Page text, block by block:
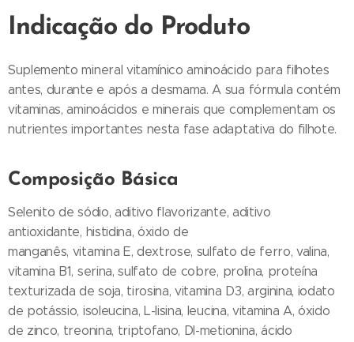
Indicação do Produto
Suplemento mineral vitamínico aminoácido para filhotes
antes, durante e após a desmama. A sua fórmula contém
vitaminas, aminoácidos e minerais que complementam os
nutrientes importantes nesta fase adaptativa do filhote.
Composição Básica
Selenito de sódio, aditivo flavorizante, aditivo
antioxidante, histidina, óxido de
manganês, vitamina E, dextrose, sulfato de ferro, valina,
vitamina B1, serina, sulfato de cobre, prolina, proteína
texturizada de soja, tirosina, vitamina D3, arginina, iodato
de potássio, isoleucina, L-lisina, leucina, vitamina A, óxido
de zinco, treonina, triptofano, Dl-metionina, ácido